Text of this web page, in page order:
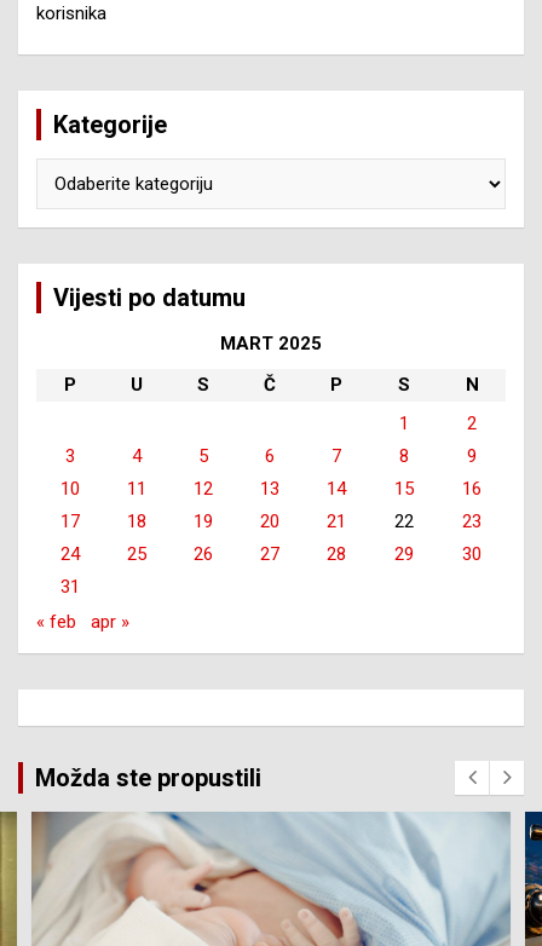
korisnika
Kategorije
Vijesti po datumu
MART 2025
P
U S Č P S
N
1
2
3
4 5 6 7 8
9
10
11 12 13 14 15
16
17
18 19 20 21 22
23
24
25 26 27 28 29
30
31
« feb
apr »
Možda ste propustili